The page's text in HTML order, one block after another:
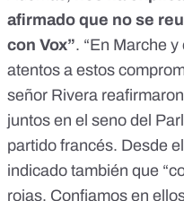
afirmado que no se
con Vox”. “En Marche
atentos a estos
señor Rivera
juntos en el seno del
partido francés. Desde
indicado también que
rojas. Confiamos en